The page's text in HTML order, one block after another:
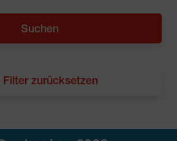
Filter zurücksetzen